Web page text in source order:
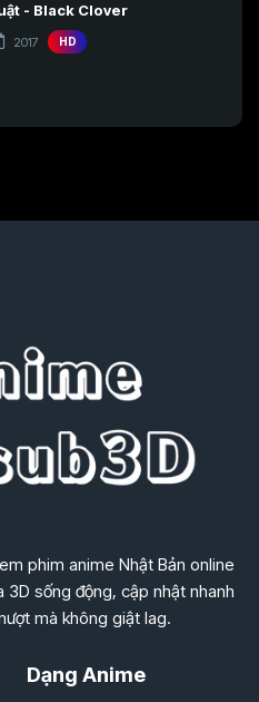
- Black Clover
2017 HD
phim anime Nhật Bản online
3D sống động, cập nhật nhanh
mà không giật lag.
Dạng Anime